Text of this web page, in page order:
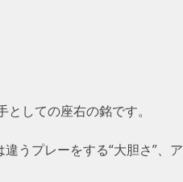
しての座右の銘です。
うプレーをする“大胆さ”、ア